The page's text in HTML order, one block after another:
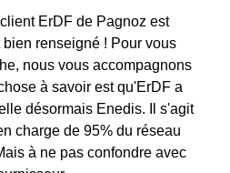
ErDF de Pagnoz est
renseigné ! Pour vous
nous vous accompagnons
à savoir est qu'ErDF a
désormais Enedis. Il s'agit
charge de 95% du réseau
à ne pas confondre avec